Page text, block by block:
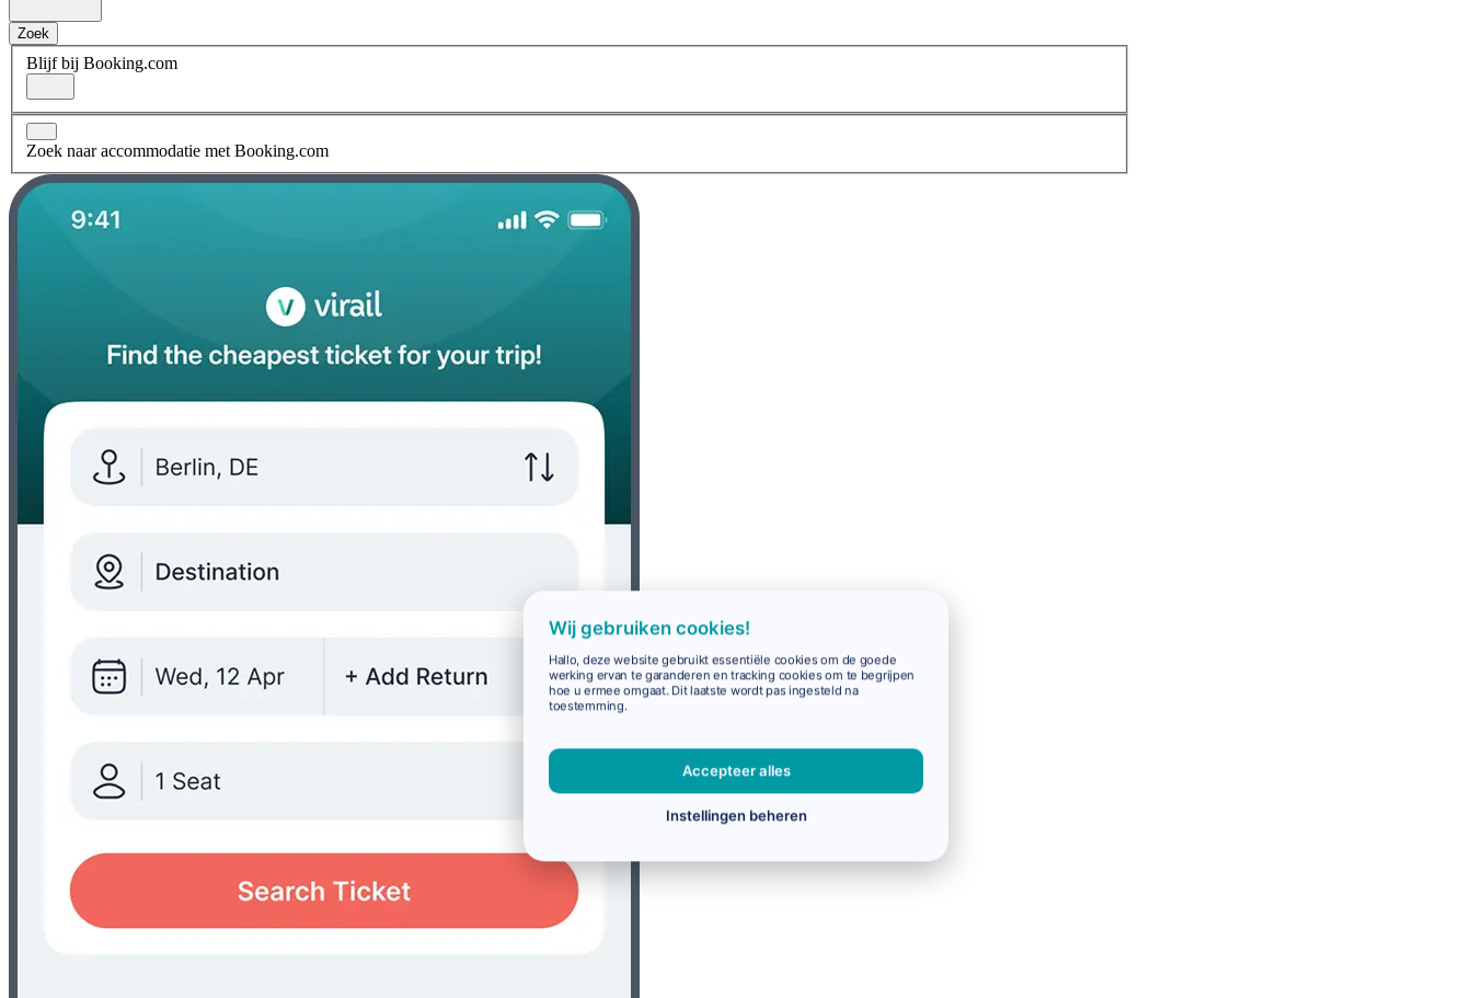
Zoek
Blijf bij Booking.com
Zoek naar accommodatie met Booking.com
Wij gebruiken cookies!
Hallo, deze website gebruikt essentiële cookies om de goede
werking ervan te garanderen en tracking cookies om te begrijpen
hoe u ermee omgaat. Dit laatste wordt pas ingesteld na
toestemming.
Accepteer alles
Instellingen beheren